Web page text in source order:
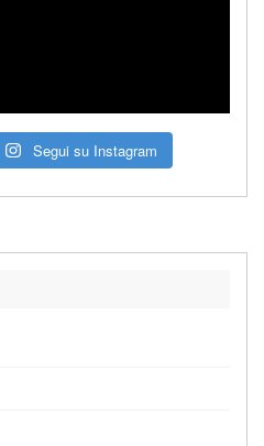
Segui su Instagram